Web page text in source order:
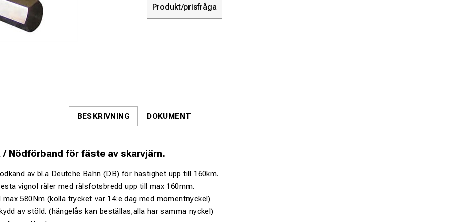
Produkt/prisfråga
BESKRIVNING DOKUMENT
/ Nödförband för fäste av skarvjärn.
av bl.a Deutche Bahn (DB) för hastighet upp till 160km.
vignol räler med rälsfotsbredd upp till max 160mm.
max 580Nm (kolla trycket var 14:e dag med momentnyckel)
av stöld. (hängelås kan beställas,alla har samma nyckel)